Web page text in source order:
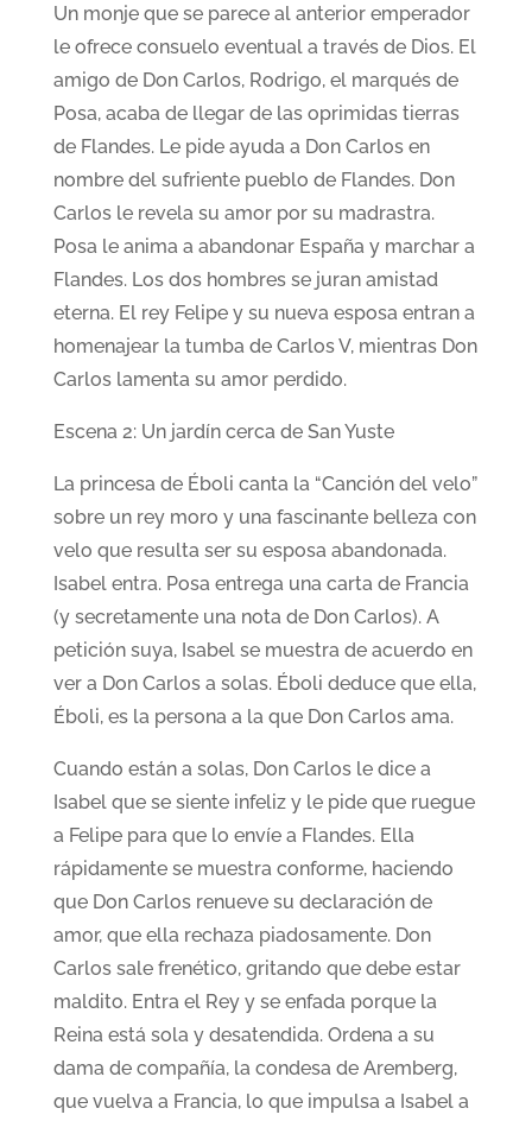
Un monje que se parece al anterior emperador
le ofrece consuelo eventual a través de Dios. El
amigo de Don Carlos, Rodrigo, el marqués de
Posa, acaba de llegar de las oprimidas tierras
de Flandes. Le pide ayuda a Don Carlos en
nombre del sufriente pueblo de Flandes. Don
Carlos le revela su amor por su madrastra.
Posa le anima a abandonar España y marchar a
Flandes. Los dos hombres se juran amistad
eterna. El rey Felipe y su nueva esposa entran a
homenajear la tumba de Carlos V, mientras Don
Carlos lamenta su amor perdido.
Escena 2: Un jardín cerca de San Yuste
La princesa de Éboli canta la “Canción del velo”
sobre un rey moro y una fascinante belleza con
velo que resulta ser su esposa abandonada.
Isabel entra. Posa entrega una carta de Francia
(y secretamente una nota de Don Carlos). A
petición suya, Isabel se muestra de acuerdo en
ver a Don Carlos a solas. Éboli deduce que ella,
Éboli, es la persona a la que Don Carlos ama.
Cuando están a solas, Don Carlos le dice a
Isabel que se siente infeliz y le pide que ruegue
a Felipe para que lo envíe a Flandes. Ella
rápidamente se muestra conforme, haciendo
que Don Carlos renueve su declaración de
amor, que ella rechaza piadosamente. Don
Carlos sale frenético, gritando que debe estar
maldito. Entra el Rey y se enfada porque la
Reina está sola y desatendida. Ordena a su
dama de compañía, la condesa de Aremberg,
que vuelva a Francia, lo que impulsa a Isabel a